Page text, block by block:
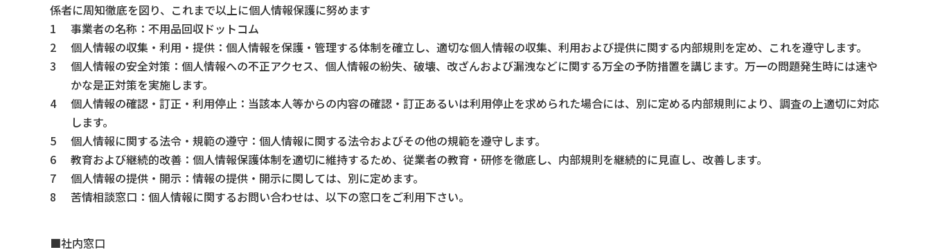
係者に周知徹底を図り、これまで以上に個人情報保護に努めます
事業者の名称： 不用品回収ドットコム
個人情報の収集・利用・提供： 個人情報を保護・管理する体制を確立し、適切な個人情報の収集、利用および提供に関する内部規則を定め、これを遵守します。
個人情報の安全対策： 個人情報への不正アクセス、個人情報の紛失、破壊、改ざんおよび漏洩などに関する万全の予防措置を講じます。万一の問題発生時には速や
かな是正対策を実施します。
個人情報の確認・訂正・利用停止： 当該本人等からの内容の確認・訂正あるいは利用停止を求められた場合には、別に定める内部規則により、調査の上適切に対応
します。
個人情報に関する法令・規範の遵守： 個人情報に関する法令およびその他の規範を遵守します。
教育および継続的改善： 個人情報保護体制を適切に維持するため、従業者の教育・研修を徹底し、内部規則を継続的に見直し、改善します。
個人情報の提供・開示： 情報の提供・開示に関しては、別に定めます。
苦情相談窓口： 個人情報に関するお問い合わせは、以下の窓口をご利用下さい。
■社内窓口